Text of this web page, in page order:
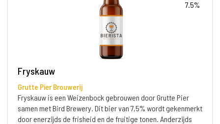
7.5%
Fryskauw
Grutte Pier Brouwerij
Fryskauw is een Weizenbock gebrouwen door Grutte Pier
samen met Bird Brewery. Dit bier van 7,5% wordt gekenmerkt
door enerzijds de frisheid en de fruitige tonen. Anderzijds